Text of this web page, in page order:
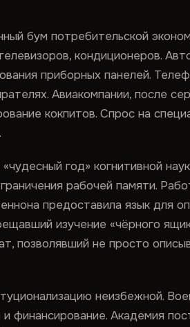
бум потребительской
кондиционеров.
приборных панелей.
Авиакомпании, после
кокпитов. Спрос на
год» когнитивной
рабочей памяти.
предоставила язык для
изучение «чёрного
позволявший не просто
неизбежной.
финансирование. Академия